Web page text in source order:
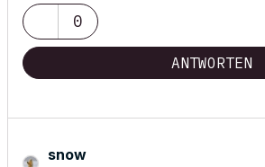
0
ANTWORTEN
snow